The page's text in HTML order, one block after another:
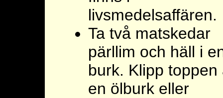
livsmedelsaffären.
Ta två matskedar
pärllim och häll i
burk. Klipp toppen
en ölburk eller